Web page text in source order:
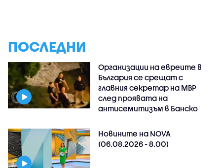
ПОСЛЕДНИ
Организации на евреите в
България се срещат с
главния секретар на МВР
след проявата на
антисемитизъм в Банско
Новините на NOVA
(06.08.2026 - 8.00)